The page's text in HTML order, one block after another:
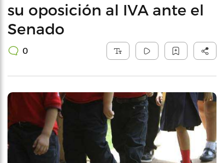
su oposición al IVA ante el
Senado
0